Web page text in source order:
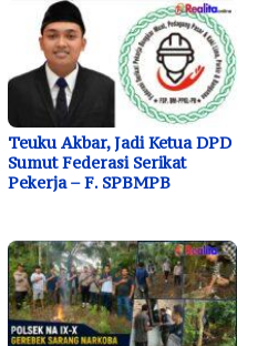
Teuku Akbar, Jadi Ketua DPD
Sumut Federasi Serikat
Pekerja – F. SPBMPB